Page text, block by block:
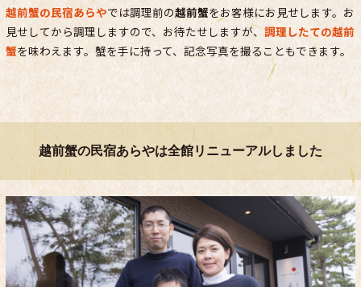
越前蟹の民宿あらやでは調理前の越前蟹をお客様にお見せします。お
見せしてから調理しますので、お待たせしますが、 調理したての越前
蟹を味わえます。蟹を手に持って、記念写真を撮ることもできます。
越前蟹の民宿あらやは全館リニューアルしました